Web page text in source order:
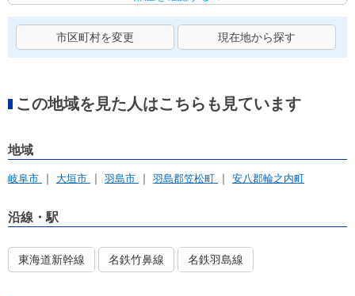
市区町村を変更 現在地から探す
この地域を見た人はこちらも見ています
地域
岐阜市 大垣市 羽島市 羽島郡笠松町 安八郡輪之内町
沿線・駅
東海道新幹線 名鉄竹鼻線 名鉄羽島線